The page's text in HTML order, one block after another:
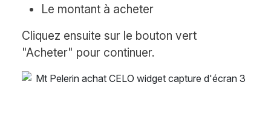
Le montant à acheter
Cliquez ensuite sur le bouton vert
"Acheter" pour continuer.